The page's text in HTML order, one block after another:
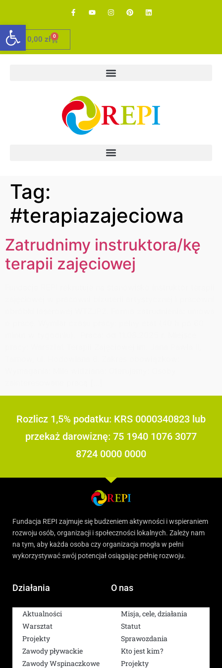
Otwórz pasek narzędzi
0,00 zł 0
Tag:
#terapiazajeciowa
Zatrudnimy instruktora/kę
terapii zajęciowej
Rozlicz 1,5% podatku: KRS 0000340823 lub
przekaż darowiznę: 75 1940 1076 3077
8724 0000 0000
Fundacja REPI zajmuje się budzeniem aktywności i wspieraniem
rozwoju osób, organizacji i społeczności lokalnych. Zależy nam
na tym, aby każda osoba czy organizacja mogła w pełni
wykorzystywać swój potencjał osiągając pełnię rozwoju.
Działania
Aktualności
Warsztat
Projekty
Zawody pływackie
Zawody Wspinaczkowe
O nas
Misja, cele, działania
Statut
Sprawozdania
Kto jest kim?
Projekty